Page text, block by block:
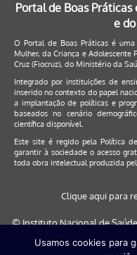
Portal de Boas
e
O Portal de Boas Práticas é
Mulher, da Criança e Adolescente
Cruz (Fiocruz), do Ministério da
Integrado por instituições de
inserido no contexto do papel
a implantação de políticas e
baseados no cenário
científica disponível.
Este site é regido pela Política
garantir à sociedade o acesso
toda obra intelectual produzida
Clique aqui para
© Instituto Nacional de
Usamos cookies para